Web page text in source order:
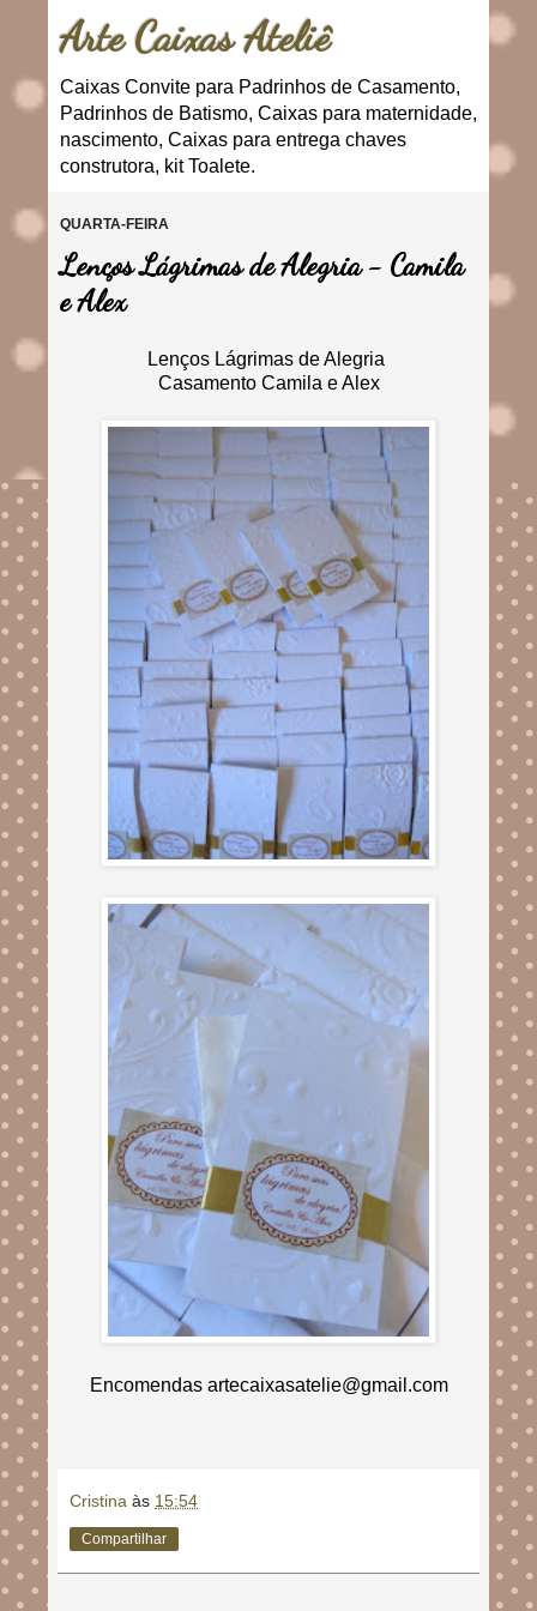
Arte Caixas Ateliê
Caixas Convite para Padrinhos de Casamento,
Padrinhos de Batismo, Caixas para maternidade,
nascimento, Caixas para entrega chaves
construtora, kit Toalete.
QUARTA-FEIRA
Lenços Lágrimas de Alegria - Camila
e Alex
Lenços Lágrimas de Alegria
Casamento Camila e Alex
Encomendas artecaixasatelie@gmail.com
Cristina às 15:54
Compartilhar